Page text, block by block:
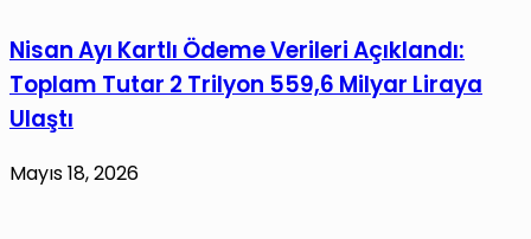
Nisan Ayı Kartlı Ödeme Verileri Açıklandı:
Toplam Tutar 2 Trilyon 559,6 Milyar Liraya
Ulaştı
Mayıs 18, 2026